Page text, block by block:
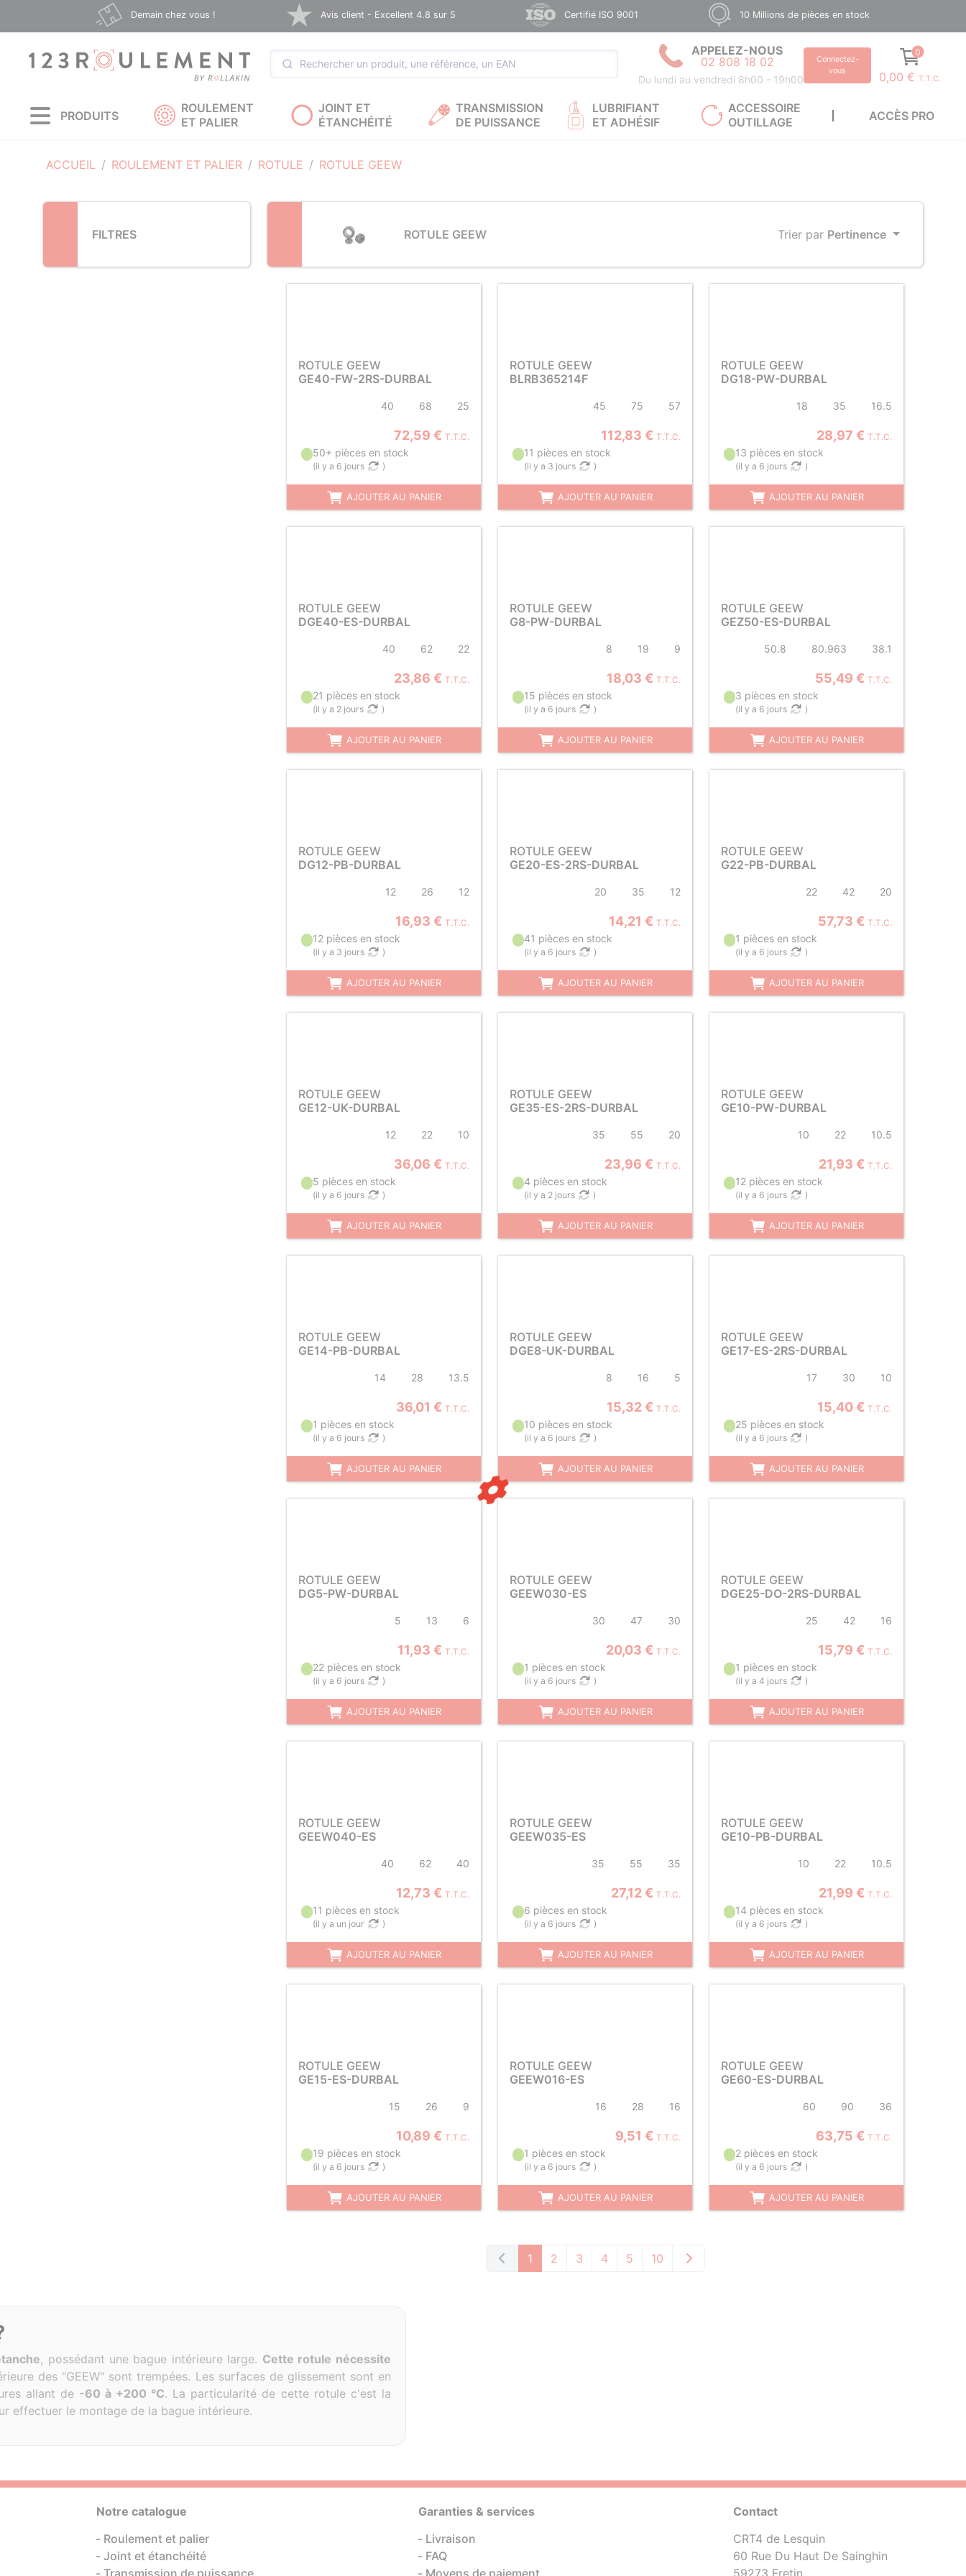
Demain chez vous ! Avis client - Excellent 4.8 sur 5 Certifié ISO 9001 10 Millions de pièces en stock
APPELEZ-NOUS
02 808 18 02
Du lundi au vendredi 8h00 - 19h00
Connectez-
vous
0
0,00 € T.T.C.
PRODUITS
ROULEMENT
ET PALIER
JOINT ET
ÉTANCHÉITÉ
TRANSMISSION
DE PUISSANCE
LUBRIFIANT
ET ADHÉSIF
ACCESSOIRE
OUTILLAGE
ACCÈS PRO
ACCUEIL ROULEMENT ET PALIER ROTULE ROTULE GEEW
FILTRES ROTULE GEEW Trier par Pertinence
ROTULE GEEW
GE40-FW-2RS-DURBAL
40 68 25
72,59 € T.T.C.
50+ pièces en stock
(il y a 6 jours )
AJOUTER AU PANIER
ROTULE GEEW
BLRB365214F
45 75 57
112,83 € T.T.C.
11 pièces en stock
(il y a 3 jours )
AJOUTER AU PANIER
ROTULE GEEW
DG18-PW-DURBAL
18 35 16.5
28,97 € T.T.C.
13 pièces en stock
(il y a 6 jours )
AJOUTER AU PANIER
ROTULE GEEW
DGE40-ES-DURBAL
40 62 22
23,86 € T.T.C.
21 pièces en stock
(il y a 2 jours )
AJOUTER AU PANIER
ROTULE GEEW
G8-PW-DURBAL
8 19 9
18,03 € T.T.C.
15 pièces en stock
(il y a 6 jours )
AJOUTER AU PANIER
ROTULE GEEW
GEZ50-ES-DURBAL
50.8 80.963 38.1
55,49 € T.T.C.
3 pièces en stock
(il y a 6 jours )
AJOUTER AU PANIER
ROTULE GEEW
DG12-PB-DURBAL
12 26 12
16,93 € T.T.C.
12 pièces en stock
(il y a 3 jours )
AJOUTER AU PANIER
ROTULE GEEW
GE20-ES-2RS-DURBAL
20 35 12
14,21 € T.T.C.
41 pièces en stock
(il y a 6 jours )
AJOUTER AU PANIER
ROTULE GEEW
G22-PB-DURBAL
22 42 20
57,73 € T.T.C.
1 pièces en stock
(il y a 6 jours )
AJOUTER AU PANIER
ROTULE GEEW
GE12-UK-DURBAL
12 22 10
36,06 € T.T.C.
5 pièces en stock
(il y a 6 jours )
AJOUTER AU PANIER
ROTULE GEEW
GE35-ES-2RS-DURBAL
35 55 20
23,96 € T.T.C.
4 pièces en stock
(il y a 2 jours )
AJOUTER AU PANIER
ROTULE GEEW
GE10-PW-DURBAL
10 22 10.5
21,93 € T.T.C.
12 pièces en stock
(il y a 6 jours )
AJOUTER AU PANIER
ROTULE GEEW
GE14-PB-DURBAL
14 28 13.5
36,01 € T.T.C.
1 pièces en stock
(il y a 6 jours )
AJOUTER AU PANIER
ROTULE GEEW
DGE8-UK-DURBAL
8 16 5
15,32 € T.T.C.
10 pièces en stock
(il y a 6 jours )
AJOUTER AU PANIER
ROTULE GEEW
GE17-ES-2RS-DURBAL
17 30 10
15,40 € T.T.C.
25 pièces en stock
(il y a 6 jours )
AJOUTER AU PANIER
ROTULE GEEW
DG5-PW-DURBAL
5 13 6
11,93 € T.T.C.
22 pièces en stock
(il y a 6 jours )
AJOUTER AU PANIER
ROTULE GEEW
GEEW030-ES
30 47 30
20,03 € T.T.C.
1 pièces en stock
(il y a 6 jours )
AJOUTER AU PANIER
ROTULE GEEW
DGE25-DO-2RS-DURBAL
25 42 16
15,79 € T.T.C.
1 pièces en stock
(il y a 4 jours )
AJOUTER AU PANIER
ROTULE GEEW
GEEW040-ES
40 62 40
12,73 € T.T.C.
11 pièces en stock
(il y a un jour )
AJOUTER AU PANIER
ROTULE GEEW
GEEW035-ES
35 55 35
27,12 € T.T.C.
6 pièces en stock
(il y a 6 jours )
AJOUTER AU PANIER
ROTULE GEEW
GE10-PB-DURBAL
10 22 10.5
21,99 € T.T.C.
14 pièces en stock
(il y a 6 jours )
AJOUTER AU PANIER
ROTULE GEEW
GE15-ES-DURBAL
15 26 9
10,89 € T.T.C.
19 pièces en stock
(il y a 6 jours )
AJOUTER AU PANIER
ROTULE GEEW
GEEW016-ES
16 28 16
9,51 € T.T.C.
1 pièces en stock
(il y a 6 jours )
AJOUTER AU PANIER
ROTULE GEEW
GE60-ES-DURBAL
60 90 36
63,75 € T.T.C.
2 pièces en stock
(il y a 6 jours )
AJOUTER AU PANIER
1 2 3 4 5 10
, possédant une bague intérieure large. Cette rotule nécessite
des "GEEW" sont trempées. Les surfaces de glissement sont en
allant de -60 à +200 °C. La particularité de cette rotule c'est la
effectuer le montage de la bague intérieure.
Notre catalogue
Roulement et palier
Joint et étanchéité
Transmission de puissance
Garanties & services
Livraison
FAQ
Moyens de paiement
Contact
CRT4 de Lesquin
60 Rue Du Haut De Sainghin
59273 Fretin